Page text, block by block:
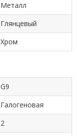
Металл
Глянцевый
Хром
G9
Галогеновая
2